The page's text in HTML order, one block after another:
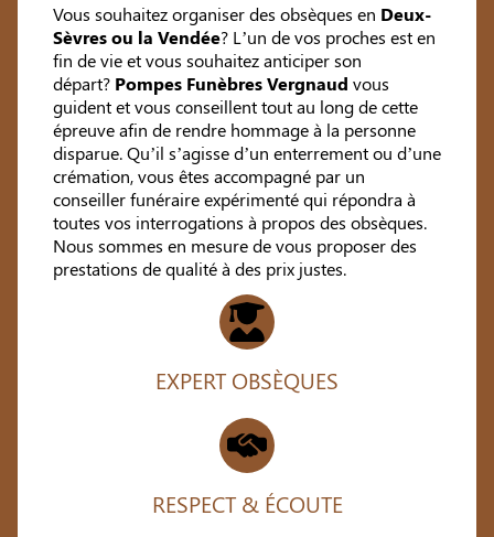
Vous souhaitez organiser des obsèques en Deux-
Sèvres ou la Vendée? L’un de vos proches est en
fin de vie et vous souhaitez anticiper son
départ? Pompes Funèbres Vergnaud vous
guident et vous conseillent tout au long de cette
épreuve afin de rendre hommage à la personne
disparue. Qu’il s’agisse d’un enterrement ou d’une
crémation, vous êtes accompagné par un
conseiller funéraire expérimenté qui répondra à
toutes vos interrogations à propos des obsèques.
Nous sommes en mesure de vous proposer des
prestations de qualité à des prix justes.
EXPERT OBSÈQUES
RESPECT & ÉCOUTE